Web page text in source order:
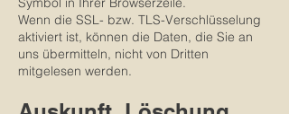
Wenn die SSL- bzw. TLS-Verschlüsselung
aktiviert ist, können die Daten, die Sie an
uns übermitteln, nicht von Dritten
mitgelesen werden.